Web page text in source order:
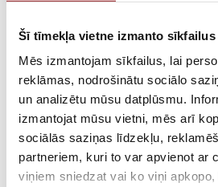
Šī tīmekļa vietne izmanto sīkfailus
Mēs izmantojam sīkfailus, lai
reklāmas, nodrošinātu sociālo
un analizētu mūsu datplūsmu.
izmantojat mūsu vietni, mēs arī
sociālās saziņas līdzekļu,
partneriem, kuri to var apvienot ar
viņiem sniedzat vai ko viņi
Apgaismes masts –
Masts 8 m, prožektori 4x1000 W + 1f